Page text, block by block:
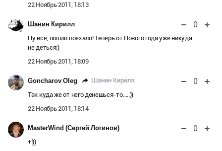
22 Ноябрь 2011, 18:13
Шанин Кирилл 0
Ну все, пошло поехало! Теперь от Нового года уже никуда
не деться:)
22 Ноябрь 2011, 18:09
Goncharov Oleg Шанин Кирилл 0
Так куда же от него денешься-то…..))
22 Ноябрь 2011, 18:14
MasterWind (Сергей Логинов) 0
+!))